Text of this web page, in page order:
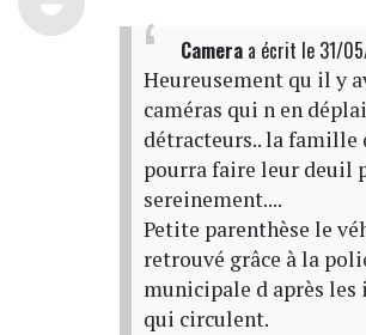
Cameraa écrit le 31/
Heureusement qu il y
caméras qui n en
détracteurs.. la famille
pourra faire leur deuil
sereinement....
Petite parenthèse le
retrouvé grâce à la
municipale d après
qui circulent.